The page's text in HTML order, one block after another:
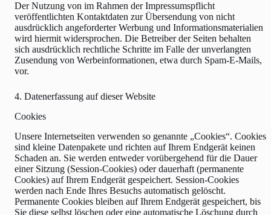
Der Nutzung von im Rahmen der Impressumspflicht
veröffentlichten Kontaktdaten zur Übersendung von nicht
ausdrücklich angeforderter Werbung und Informationsmaterialien
wird hiermit widersprochen. Die Betreiber der Seiten behalten
sich ausdrücklich rechtliche Schritte im Falle der unverlangten
Zusendung von Werbeinformationen, etwa durch Spam-E-Mails,
vor.
4. Datenerfassung auf dieser Website
Cookies
Unsere Internetseiten verwenden so genannte „Cookies“. Cookies
sind kleine Datenpakete und richten auf Ihrem Endgerät keinen
Schaden an. Sie werden entweder vorübergehend für die Dauer
einer Sitzung (Session-Cookies) oder dauerhaft (permanente
Cookies) auf Ihrem Endgerät gespeichert. Session-Cookies
werden nach Ende Ihres Besuchs automatisch gelöscht.
Permanente Cookies bleiben auf Ihrem Endgerät gespeichert, bis
Sie diese selbst löschen oder eine automatische Löschung durch